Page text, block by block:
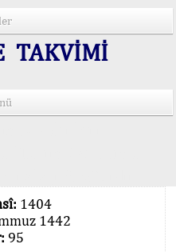
TAKVİMİ
1404
1442
95